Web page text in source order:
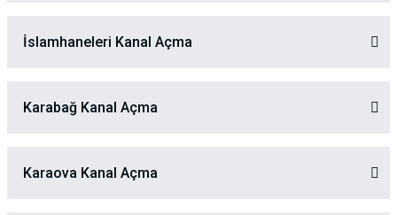
İslamhaneleri Kanal Açma
Karabağ Kanal Açma
Karaova Kanal Açma